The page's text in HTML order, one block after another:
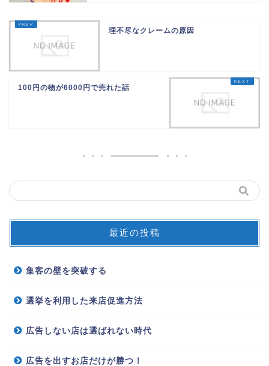
理不尽なクレームの原因
100円の物が6000円で売れた話
最近の投稿
集客の壁を突破する
選挙を利用した来店促進方法
広告しない店は選ばれない時代
広告を出すお店だけが勝つ！